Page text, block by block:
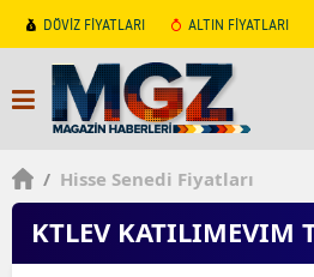
DÖVİZ FİYATLARI ALTIN FİYATLARI
/ Hisse Senedi Fiyatları
KTLEV KATILIMEVIM